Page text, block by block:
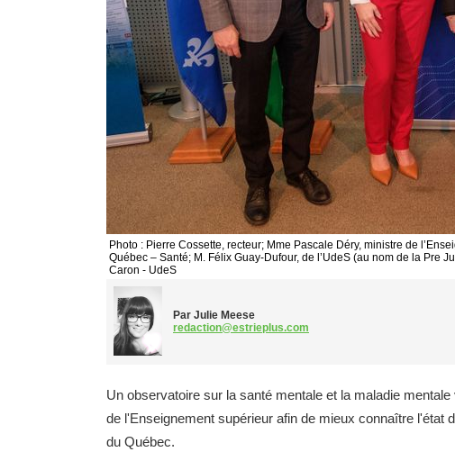
Photo : Pierre Cossette, recteur; Mme Pascale Déry, ministre de
Québec – Santé; M. Félix Guay-Dufour, de l’UdeS (au nom de la Pre
Caron - UdeS
Par Julie Meese
redaction@estrieplus.com
Un observatoire sur la santé mentale et la maladie
de l'Enseignement supérieur afin de mieux connaître l'état
du Québec.